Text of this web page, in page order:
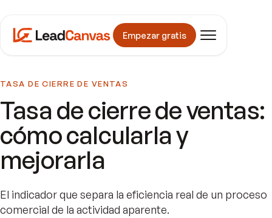
Empezar gratis
TASA DE CIERRE DE VENTAS
Tasa de cierre de ventas:
cómo calcularla y
mejorarla
El indicador que separa la eficiencia real de un proceso
comercial de la actividad aparente.